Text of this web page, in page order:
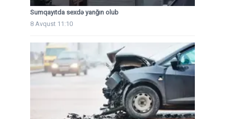
Sumqayıtda sexdə yanğın olub
8 Avqust 11:10